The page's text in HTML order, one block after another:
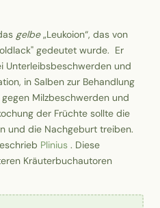
gelbe„Leukoion“, das von
gedeutet wurde. Er
Unterleibsbeschwerden und
in Salben zur Behandlung
Milzbeschwerden und
der Früchte sollte die
und die Nachgeburt treiben.
Plinius . Diese
Kräuterbuchautoren